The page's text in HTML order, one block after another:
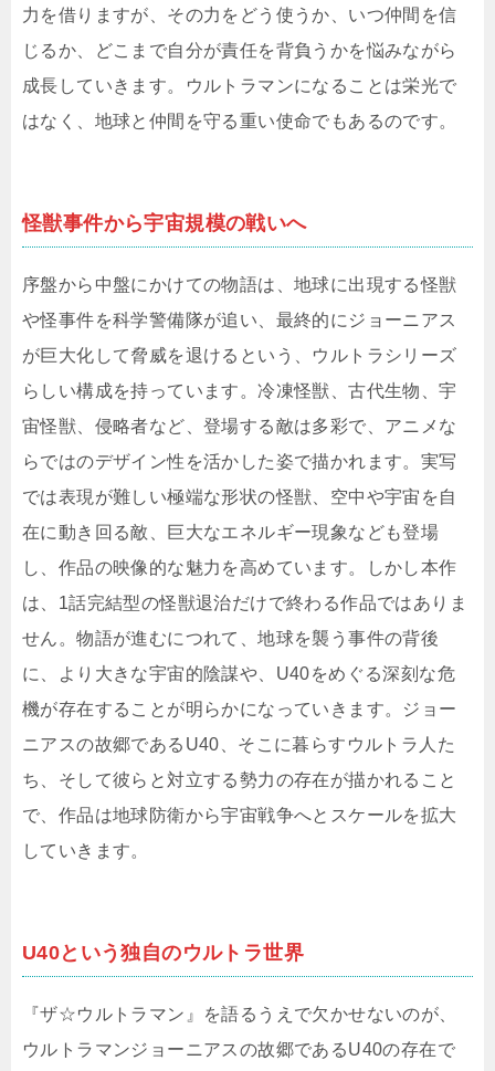
力を借りますが、その力をどう使うか、いつ仲間を信
じるか、どこまで自分が責任を背負うかを悩みながら
成長していきます。ウルトラマンになることは栄光で
はなく、地球と仲間を守る重い使命でもあるのです。
怪獣事件から宇宙規模の戦いへ
序盤から中盤にかけての物語は、地球に出現する怪獣
や怪事件を科学警備隊が追い、最終的にジョーニアス
が巨大化して脅威を退けるという、ウルトラシリーズ
らしい構成を持っています。冷凍怪獣、古代生物、宇
宙怪獣、侵略者など、登場する敵は多彩で、アニメな
らではのデザイン性を活かした姿で描かれます。実写
では表現が難しい極端な形状の怪獣、空中や宇宙を自
在に動き回る敵、巨大なエネルギー現象なども登場
し、作品の映像的な魅力を高めています。しかし本作
は、1話完結型の怪獣退治だけで終わる作品ではありま
せん。物語が進むにつれて、地球を襲う事件の背後
に、より大きな宇宙的陰謀や、U40をめぐる深刻な危
機が存在することが明らかになっていきます。ジョー
ニアスの故郷であるU40、そこに暮らすウルトラ人た
ち、そして彼らと対立する勢力の存在が描かれること
で、作品は地球防衛から宇宙戦争へとスケールを拡大
していきます。
U40という独自のウルトラ世界
『ザ☆ウルトラマン』を語るうえで欠かせないのが、
ウルトラマンジョーニアスの故郷であるU40の存在で